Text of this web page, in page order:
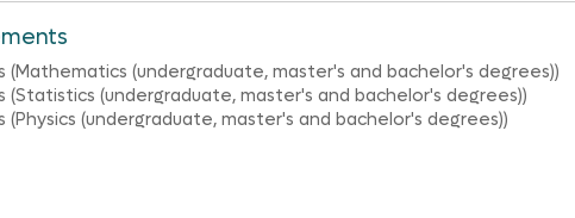
(Mathematics (undergraduate, master's and bachelor's degrees))
(Statistics (undergraduate, master's and bachelor's degrees))
(Physics (undergraduate, master's and bachelor's degrees))